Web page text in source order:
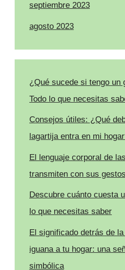
septiembre 2023
agosto 2023
¿Qué sucede si tengo un
Todo lo que necesitas
Consejos útiles: ¿Qué
lagartija entra en mi
El lenguaje corporal de
transmiten con sus
Descubre cuánto cuesta
lo que necesitas saber
El significado detrás de
iguana a tu hogar: una
simbólica